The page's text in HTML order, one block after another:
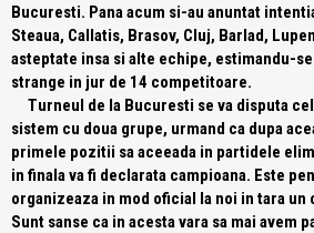
Bucuresti. Pana acum si-au anuntat
Steaua, Callatis, Brasov, Cluj, Barlad,
asteptate insa si alte echipe, estimandu-se
strange in jur de 14 competitoare.
Turneul de la Bucuresti se va disputa
sistem cu doua grupe, urmand ca dupa
primele pozitii sa aceeada in partidele
in finala va fi declarata campioana. Este
organizeaza in mod oficial la noi in tara un
Sunt sanse ca in acesta vara sa mai avem